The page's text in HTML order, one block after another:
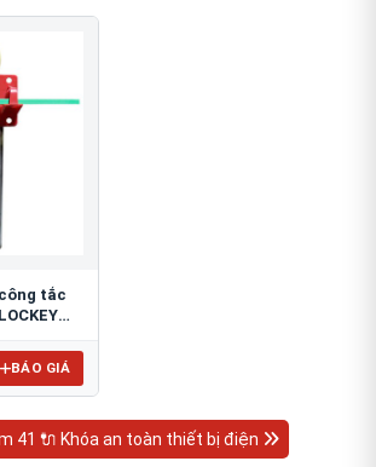
tắc
BÁO GIÁ
41 🔌 Khóa an toàn thiết bị điện